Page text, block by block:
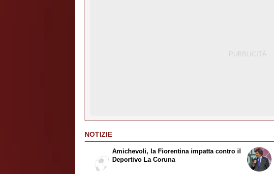
NOTIZIE
Amichevoli, la Fiorentina impatta contro il
Deportivo La Coruna